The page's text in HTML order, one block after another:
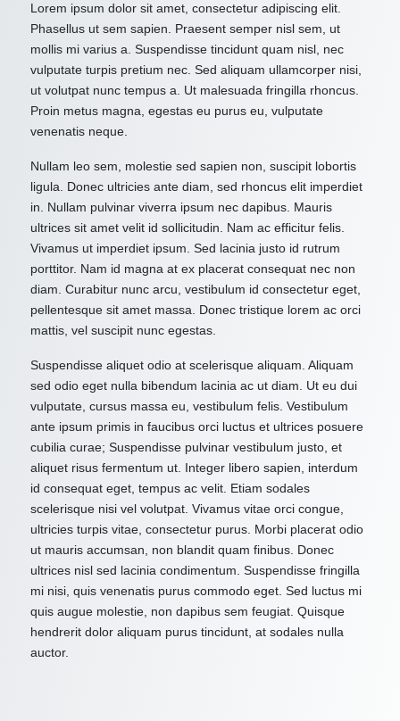
Lorem ipsum dolor sit amet, consectetur adipiscing elit.
Phasellus ut sem sapien. Praesent semper nisl sem, ut
mollis mi varius a. Suspendisse tincidunt quam nisl, nec
vulputate turpis pretium nec. Sed aliquam ullamcorper nisi,
ut volutpat nunc tempus a. Ut malesuada fringilla rhoncus.
Proin metus magna, egestas eu purus eu, vulputate
venenatis neque.
Nullam leo sem, molestie sed sapien non, suscipit lobortis
ligula. Donec ultricies ante diam, sed rhoncus elit imperdiet
in. Nullam pulvinar viverra ipsum nec dapibus. Mauris
ultrices sit amet velit id sollicitudin. Nam ac efficitur felis.
Vivamus ut imperdiet ipsum. Sed lacinia justo id rutrum
porttitor. Nam id magna at ex placerat consequat nec non
diam. Curabitur nunc arcu, vestibulum id consectetur eget,
pellentesque sit amet massa. Donec tristique lorem ac orci
mattis, vel suscipit nunc egestas.
Suspendisse aliquet odio at scelerisque aliquam. Aliquam
sed odio eget nulla bibendum lacinia ac ut diam. Ut eu dui
vulputate, cursus massa eu, vestibulum felis. Vestibulum
ante ipsum primis in faucibus orci luctus et ultrices posuere
cubilia curae; Suspendisse pulvinar vestibulum justo, et
aliquet risus fermentum ut. Integer libero sapien, interdum
id consequat eget, tempus ac velit. Etiam sodales
scelerisque nisi vel volutpat. Vivamus vitae orci congue,
ultricies turpis vitae, consectetur purus. Morbi placerat odio
ut mauris accumsan, non blandit quam finibus. Donec
ultrices nisl sed lacinia condimentum. Suspendisse fringilla
mi nisi, quis venenatis purus commodo eget. Sed luctus mi
quis augue molestie, non dapibus sem feugiat. Quisque
hendrerit dolor aliquam purus tincidunt, at sodales nulla
auctor.